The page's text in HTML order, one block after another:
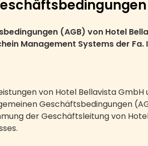
(AGB) von Hotel
Management Systems der Fa.
von Hotel Bellavista
Geschäftsbedingungen
der Geschäftsleitung von